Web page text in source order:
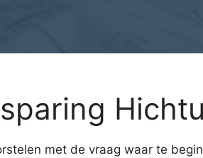
met de vraag waar te